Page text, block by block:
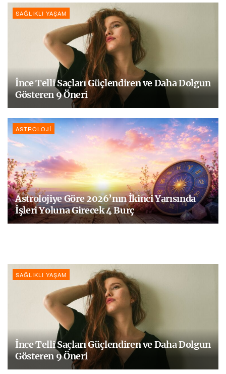
SAĞLIKLI YAŞAM
İnce Telli Saçları Güçlendiren ve Daha Dolgun
Gösteren 9 Öneri
ASTROLOJI
Astrolojiye Göre 2026’nın İkinci Yarısında
İşleri Yoluna Girecek 4 Burç
SAĞLIKLI YAŞAM
İnce Telli Saçları Güçlendiren ve Daha Dolgun
Gösteren 9 Öneri